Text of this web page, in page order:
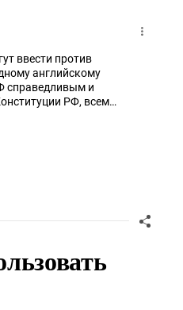
ввести против
английскому
справедливым и
РФ, всем
жёстко, а где надо и